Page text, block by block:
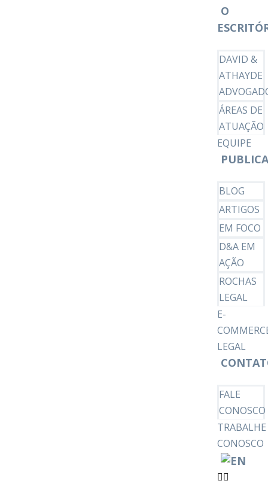
O
DAVID &
ATHAYDE
ÁREAS DE
ATUAÇÃO
EQUIPE
BLOG
ARTIGOS
EM FOCO
D&A EM
AÇÃO
ROCHAS
LEGAL
E-
LEGAL
FALE
CONOSCO
TRABALHE
CONOSCO